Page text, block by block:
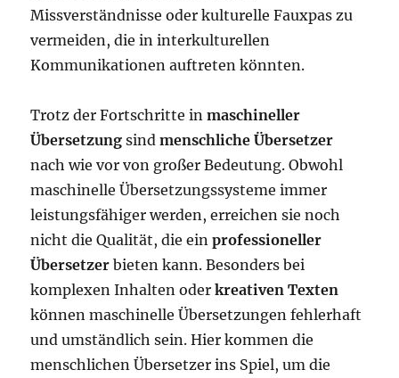
Missverständnisse oder kulturelle Fauxpas zu
vermeiden, die in interkulturellen
Kommunikationen auftreten könnten.
Trotz der Fortschritte inmaschineller
Übersetzung sindmenschliche Übersetzer
nach wie vor von großer Bedeutung. Obwohl
maschinelle Übersetzungssysteme immer
leistungsfähiger werden, erreichen sie noch
nicht die Qualität, die einprofessioneller
Übersetzer bieten kann. Besonders bei
komplexen Inhalten oderkreativen Texten
können maschinelle Übersetzungen fehlerhaft
und umständlich sein. Hier kommen die
menschlichen Übersetzer ins Spiel, um die